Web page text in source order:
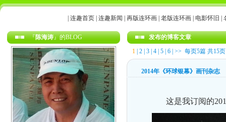
连趣首页| 连趣新闻 再版连环画| 老版连环画| 电影怀旧
『陈海涛』的BLOG
发布的博客文章
1| 2| 3| 4| 5| 6| >> 每页5篇 共15页
2014年《环球银幕》画刊杂志
这是我订阅的